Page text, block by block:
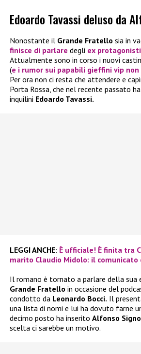
Edoardo Tavassi deluso da
Nonostante il Grande Fratello sia in
finisce di parlare degli ex protagonisti
Attualmente sono in corso i nuovi
(e i rumor sui papabili gieffini vip
Per ora non ci resta che attendere e
Porta Rossa, che nel recente passato
inquilini Edoardo Tavassi.
LEGGI ANCHE: È ufficiale! È finita tra
marito Claudio Midolo: il comunicato
Il romano è tornato a parlare della sua
Grande Fratello in occasione del
condotto da Leonardo Bocci. Il
una lista di nomi e lui ha dovuto farne
decimo posto ha inserito Alfonso
scelta ci sarebbe un motivo.